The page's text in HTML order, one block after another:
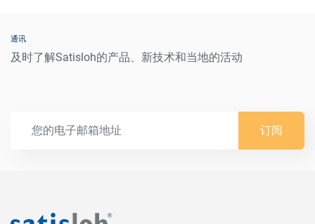
通讯
及时了解Satisloh的产品、新技术和当地的活动
订阅